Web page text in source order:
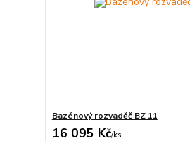
Bazénový rozvaděč BZ 11
16 095 Kč/ks